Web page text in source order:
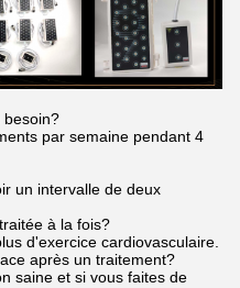
besoin?
par semaine pendant 4
un intervalle de deux
à la fois?
d'exercice cardiovasculaire.
après un traitement?
saine et si vous faites de